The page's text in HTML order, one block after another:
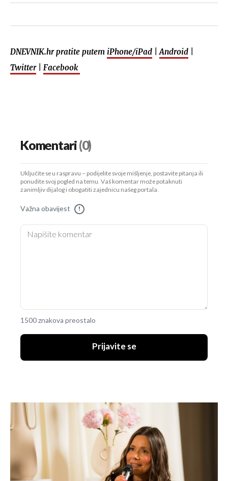
DNEVNIK.hr pratite putem iPhone/iPad Android
Twitter| Facebook
Komentari(0)
Uključite se u raspravu – podijelite svoje mišljenje, postavite pitanja ili
ponudite svoj pogled na temu. Vaš komentar može potaknuti
zanimljiv dijalog i obogatiti zajednicu našeg portala.
Važna obavijest !
1500 znakova preostalo
Prijavite se